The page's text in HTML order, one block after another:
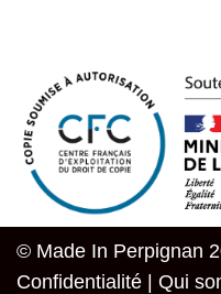
© Made In Perpignan
Confidentialité
Qui